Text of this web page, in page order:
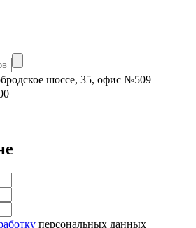
шоссе, 35, офис №509
персональных данных